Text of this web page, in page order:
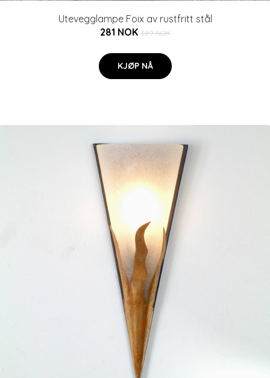
Utevegglampe Foix av rustfritt stål
281 NOK 389 NOK
KJØP NÅ